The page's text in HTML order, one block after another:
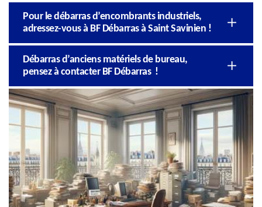
Pour le débarras d’encombrants industriels,
adressez-vous à BF Débarras à Saint Savinien !
Débarras d’anciens matériels de bureau,
pensez à contacter BF Débarras !